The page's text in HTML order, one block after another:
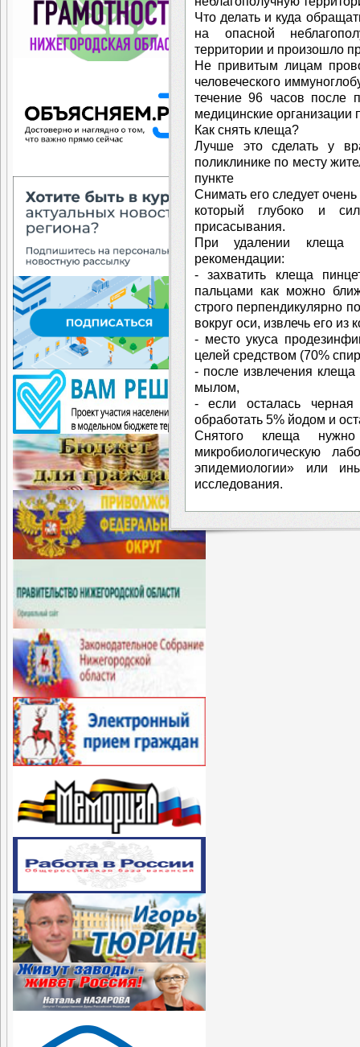
Что делать и куда
на опасной
территории и произошло
Не привитым лицам
человеческого
течение 96 часов после
медицинские организации
Как снять клеща?
Лучше это сделать у
поликлинике по месту
пункте
Снимать его следует
который глубоко и
присасывания.
При удалении клеща
рекомендации:
- захватить клеща
пальцами как можно
строго перпендикулярно
вокруг оси, извлечь его из
- место укуса
целей средством (70%
- после извлечения
мылом,
- если осталась черная
обработать 5% йодом и
Снятого клеща
микробиологическую
эпидемиологии» или
исследования.